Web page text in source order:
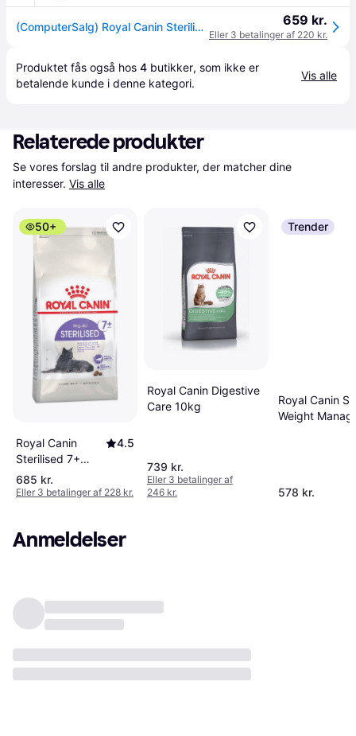
(ComputerSalg) Royal Canin Sterilised 37 tørfoder til kat Voksen 10 kg 659 kr.
Eller 3 betalinger af 220 kr.
Produktet fås også hos 4 butikker, som ikke er
betalende kunde i denne kategori.
Vis alle
Relaterede produkter
Se vores forslag til andre produkter, der matcher dine
interesser. Vis alle
50+
Royal Canin
Sterilised 7+
10kg
4.5
685 kr.
Eller 3 betalinger af 228 kr.
Royal Canin Digestive
Care 10kg
739 kr.
Eller 3 betalinger af
246 kr.
Trender
Royal Canin
Weight
578 kr.
Anmeldelser